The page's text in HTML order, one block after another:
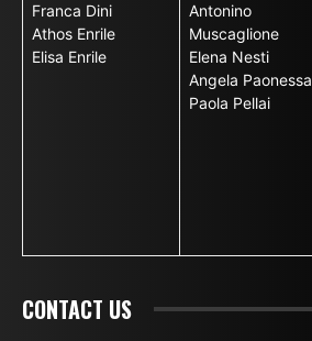
Franca Dini
Athos Enrile
Elisa Enrile
Antonino
Muscaglione
Elena Nesti
Angela Paonessa
Paola Pellai
CONTACT US